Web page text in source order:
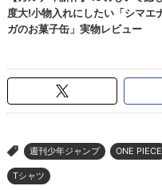
> 週刊少年ジャンプ ONE PIECE
Tシャツ